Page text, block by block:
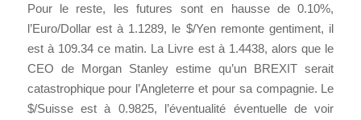
Pour le reste, les futures sont en hausse de 0.10%,
l’Euro/Dollar est à 1.1289, le $/Yen remonte gentiment, il
est à 109.34 ce matin. La Livre est à 1.4438, alors que le
CEO de Morgan Stanley estime qu’un BREXIT serait
catastrophique pour l’Angleterre et pour sa compagnie. Le
$/Suisse est à 0.9825, l’éventualité éventuelle de voir